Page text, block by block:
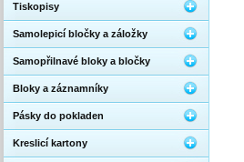
Tiskopisy
Samolepicí bločky a záložky
Samopřilnavé bloky a bločky
Bloky a záznamníky
Pásky do pokladen
Kreslicí kartony